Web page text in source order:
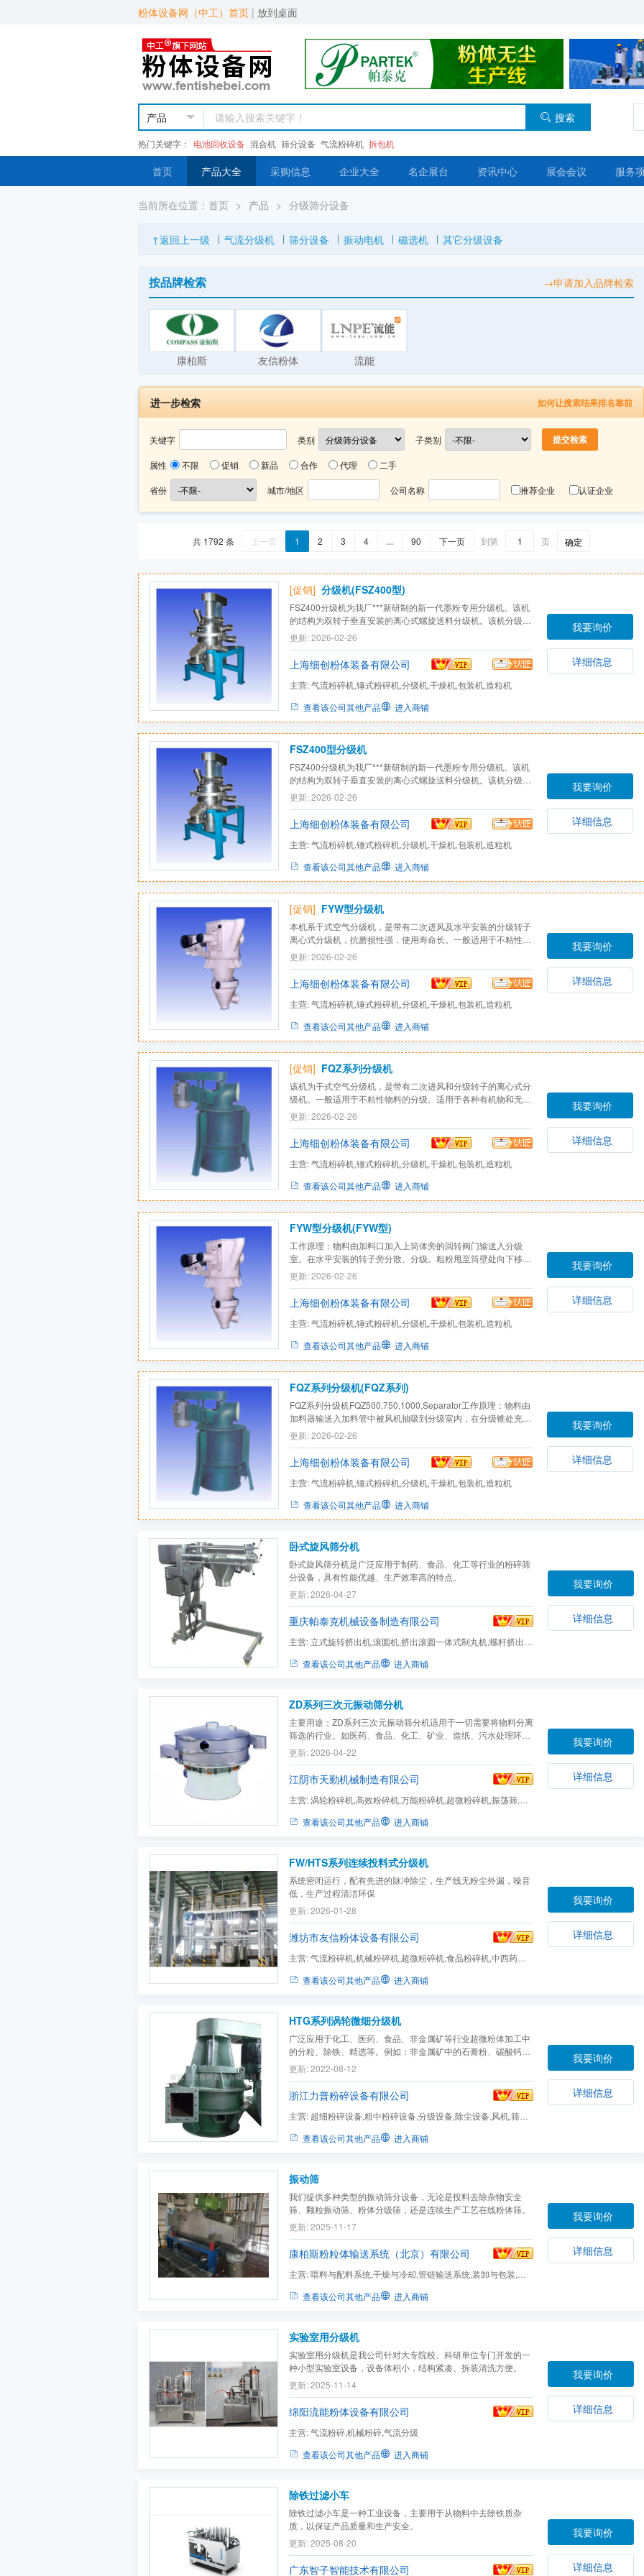
粉体设备网（中工）首页 | 放到桌面
搜索
热门关键字： 电池回收设备 混合机 筛分设备 气流粉碎机 拆包机
首页 产品大全 采购信息 企业大全 名企展台 资讯中心 展会会议 服务
当前所在位置： 首页 > 产品 > 分级筛分设备
↑返回上一级 气流分级机 筛分设备 振动电机 磁选机 其它分级设备
按品牌检索 →申请加入品牌检索
康柏斯 友信粉体 流能
进一步检索 如何让搜索结果排名靠前
关键字 类别 子类别
属性 不限 促销 新品 合作 代理 二手
省份 城市/地区 公司名称 推荐企业 认证企业
共 1792 条 上一页 1 2 3 4 ... 90 下一页 到第 页 确定
[促销] 分级机(FSZ400型)
FSZ400分级机为我厂***新研制的新一代墨粉专用分级机。该机
的结构为双转子垂直安装的离心式螺旋送料分级机。该机分级原
理先进、设计紧凑、结构合理、运转平稳、操作简便，其***大
特点是：1. 两次完整的分级在一个设备里完成。2. PSD粒子分
布得到更好的改善。3. 更强的细粉剔除能力。4. 更高的得率和
加...
更新: 2026-02-26
上海细创粉体装备有限公司
主营:气流粉碎机,锤式粉碎机,分级机,干燥机,包装机,造粒机
查看该公司其他产品
进入商铺
我要询价
详细信息
FSZ400型分级机
FSZ400分级机为我厂***新研制的新一代墨粉专用分级机。该机
的结构为双转子垂直安装的离心式螺旋送料分级机。该机分级原
理先进、设计紧凑、结构合理、运转平稳、操作简便
更新: 2026-02-26
上海细创粉体装备有限公司
主营:气流粉碎机,锤式粉碎机,分级机,干燥机,包装机,造粒机
查看该公司其他产品
进入商铺
我要询价
详细信息
[促销] FYW型分级机
本机系干式空气分级机，是带有二次进风及水平安装的分级转子
离心式分级机，抗磨损性强，使用寿命长。一般适用于不粘性物
料的分级。·即使不易在空气中分散的产品，也可经分级获得***
佳清洁度的细粉和粗粉（即指细、粗粉夹带现象极小）。·分级
范围广。在d97=4-150um范围内可供选择，***大生产能力可达
8t...
更新: 2026-02-26
上海细创粉体装备有限公司
主营:气流粉碎机,锤式粉碎机,分级机,干燥机,包装机,造粒机
查看该公司其他产品
进入商铺
我要询价
详细信息
[促销] FQZ系列分级机
该机为干式空气分级机，是带有二次进风和分级转子的离心式分
级机。一般适用于不粘性物料的分级。适用于各种有机物和无机
物的分级。可分级球状、薄片状和纤维状的颗粒。分级效率高，
设备结构紧凑，占地面积小，安装方便，无噪音，低振动。
更新: 2026-02-26
上海细创粉体装备有限公司
主营:气流粉碎机,锤式粉碎机,分级机,干燥机,包装机,造粒机
查看该公司其他产品
进入商铺
我要询价
详细信息
FYW型分级机(FYW型)
工作原理：物料由加料口加入上筒体旁的回转阀门输送入分级
室。在水平安装的转子旁分散、分级。粗粉甩至筒壁处向下移动
在风栅处受二次空气作用及中心管的一次空气吹送。细粉再次脱
离粗粉被送至转子处进行分级，***终粗粉向下移动，由下筒体
上的回转阀排出机外，细粉穿过转子叶片的间隙由排气管送出
机...
更新: 2026-02-26
上海细创粉体装备有限公司
主营:气流粉碎机,锤式粉碎机,分级机,干燥机,包装机,造粒机
查看该公司其他产品
进入商铺
我要询价
详细信息
FQZ系列分级机(FQZ系列)
FQZ系列分级机FQZ500,750,1000,Separator工作原理：物料由
加料器输送入加料管中被风机抽吸到分级室内，在分级锥处充分
分散，由于转子产生的强大离心力作用，粗颗粒被甩至筒壁，细
粉岁气流穿过转子叶片间隙由上部出口排出、进入系统的捕集装
置，粗颗粒在淘析圈和加料管的间隙处由于二次空气风筛作用...
更新: 2026-02-26
上海细创粉体装备有限公司
主营:气流粉碎机,锤式粉碎机,分级机,干燥机,包装机,造粒机
查看该公司其他产品
进入商铺
我要询价
详细信息
卧式旋风筛分机
卧式旋风筛分机是广泛应用于制药、食品、化工等行业的粉碎筛
分设备，具有性能优越、生产效率高的特点。
更新: 2026-04-27
重庆帕泰克机械设备制造有限公司
主营: 立式旋转挤出机,滚圆机,挤出滚圆一体式制丸机,螺杆挤出
查看该公司其他产品 进入商铺
我要询价
详细信息
ZD系列三次元振动筛分机
主要用途：ZD系列三次元振动筛分机适用于一切需要将物料分离
筛选的行业。如医药、食品、化工、矿业、造纸、污水处理环保
行业等。是固体粉末分级筛选和液体过滤等不可缺少的筛选设备
更新: 2026-04-22
江阴市天勤机械制造有限公司
主营:涡轮粉碎机,高效粉碎机,万能粉碎机,超微粉碎机,振荡筛,V
查看该公司其他产品 进入商铺
我要询价
详细信息
FW/HTS系列连续投料式分级机
系统密闭运行，配有先进的脉冲除尘，生产线无粉尘外漏，噪音
低，生产过程清洁环保
更新: 2026-01-28
潍坊市友信粉体设备有限公司
主营:气流粉碎机,机械粉碎机,超微粉碎机,食品粉碎机,中西药粉
查看该公司其他产品 进入商铺
我要询价
详细信息
HTG系列涡轮微细分级机
广泛应用于化工、医药、食品、非金属矿等行业超微粉体加工中
的分粒、除铁、精选等。例如：非金属矿中的石膏粉、碳酸钙等
的精选，长石、石英、氧化铝、重晶石的除铁加工和分粒
更新: 2022-08-12
浙江力普粉碎设备有限公司
主营: 超细粉碎设备,粗中粉碎设备,分级设备,除尘设备,风机,筛分
查看该公司其他产品 进入商铺
我要询价
详细信息
振动筛
我们提供多种类型的振动筛分设备，无论是投料去除杂物安全
筛、颗粒振动筛、粉体分级筛，还是连续生产工艺在线粉体筛。
更新: 2025-11-17
康柏斯粉粒体输送系统（北京）有限公司
主营:喂料与配料系统,干燥与冷却,管链输送系统,装卸与包装,混
查看该公司其他产品 进入商铺
我要询价
详细信息
实验室用分级机
实验室用分级机是我公司针对大专院校、科研单位专门开发的一
种小型实验室设备，设备体积小，结构紧凑、拆装清洗方便。
更新: 2025-11-14
绵阳流能粉体设备有限公司
主营:气流粉碎,机械粉碎,气流分级
查看该公司其他产品
进入商铺
我要询价
详细信息
除铁过滤小车
除铁过滤小车是一种工业设备，主要用于从物料中去除铁质杂
质，以保证产品质量和生产安全。
更新: 2025-08-20
广东智子智能技术有限公司
我要询价
详细信息